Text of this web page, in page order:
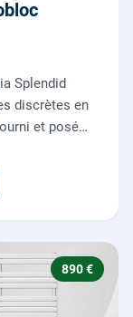
Splendid
discrètes en
et posé
890 €